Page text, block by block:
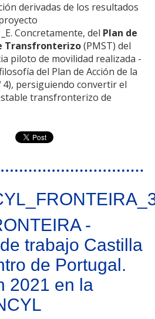
derivadas de los resultados
Concretamente, del Plan de
Transfronterizo(PMST) del
piloto de movilidad realizada -
del Plan de Acción de la
4), persiguiendo convertir el
transfronterizo de
de las dinámicas de movilidad
del Rio Miño
-
trabajo Castilla
de Portugal.
2021 en la